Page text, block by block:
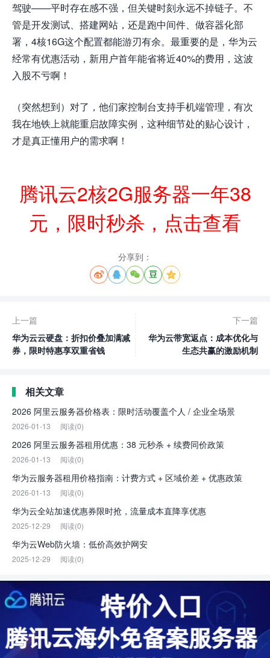
驾驶——平时存在感不强，但关键时刻永远不掉链子。不
管是开发测试、搭建网站，还是跑中间件、做容器化部
署，4核16G这个配置都能游刃有余。最重要的是，华为云
经常有优惠活动，新用户首年能省将近40%的费用，这波
入股不亏啊！
（突然想到）对了，他们家控制台支持手机端管理，有次
我在地铁上就能重启故障实例，这种细节处的贴心设计，
才是真正懂用户的需求啊！
腾讯云2核2G服务器一年38
元，限时秒杀，点击查看
分享到：
    
上一篇
华为云云硬盘：折扣价叠加满减
券，限时特惠享双重省钱
下一篇
华为云带宽返点：成本优化与
生态共赢的激励机制
相关文章
2026 阿里云服务器价格表：限时活动覆盖个人 / 企业全场景
2026-01-13 阅读(0)
2026 阿里云服务器租用优惠：38 元秒杀 + 续费同价政策
2026-01-13 阅读(0)
华为云服务器租用价格指南：计费方式 + 区域价差 + 优惠政策
2026-01-13 阅读(0)
华为云全站加速优惠券限时抢，流量成本直降享优惠
2025-12-29 阅读(0)
华为云Web防火墙：低价高效护网安
2025-12-29 阅读(0)